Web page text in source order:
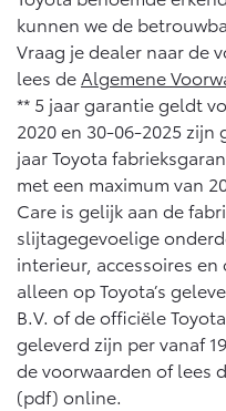
kunnen we de
Vraag je dealer naar de
lees de Algemene
** 5 jaar garantie geldt
2020 en 30-06-2025
jaar Toyota
met een maximum van
Care is gelijk aan de
slijtagegevoelige
interieur, accessoires
alleen op Toyota’s
B.V. of de officiële
geleverd zijn per vanaf
de voorwaarden of lees
(pdf) online.